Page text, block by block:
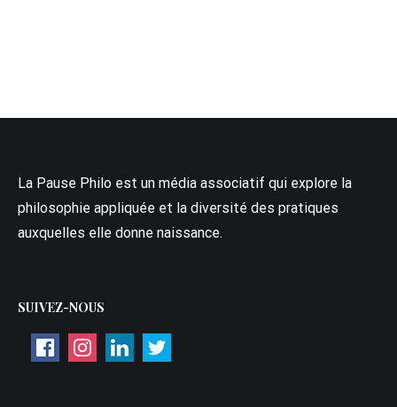
La Pause Philo est un média associatif qui explore la
philosophie appliquée et la diversité des pratiques
auxquelles elle donne naissance.
SUIVEZ-NOUS